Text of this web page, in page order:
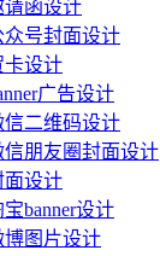
请函设计
众号封面设计
卡设计
广告设计
信二维码设计
信朋友圈封面设计
面设计
宝banner设计
博图片设计